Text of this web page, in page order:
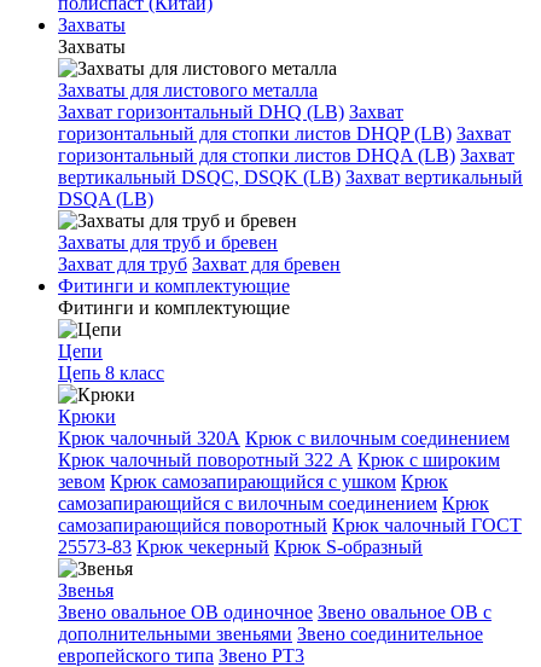
Захваты
Захваты
Захваты для листового металла
Захват горизонтальный DHQ (LB) Захват
горизонтальный для стопки листов DHQP (LB) Захват
горизонтальный для стопки листов DHQA (LB) Захват
вертикальный DSQC, DSQK (LB) Захват вертикальный
DSQA (LB)
Захваты для труб и бревен
Захват для труб Захват для бревен
Фитинги и комплектующие
Фитинги и комплектующие
Цепи
Цепь 8 класс
Крюки
Крюк чалочный 320А Крюк с вилочным соединением
Крюк чалочный поворотный 322 А Крюк с широким
зевом Крюк самозапирающийся с ушком Крюк
самозапирающийся с вилочным соединением Крюк
самозапирающийся поворотный Крюк чалочный ГОСТ
25573-83 Крюк чекерный Крюк S-образный
Звенья
Звено овальное OB одиночное Звено овальное ОВ с
дополнительными звеньями Звено соединительное
европейского типа Звено РТ3